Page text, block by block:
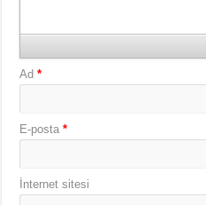
Ad*
E-posta*
İnternet sitesi